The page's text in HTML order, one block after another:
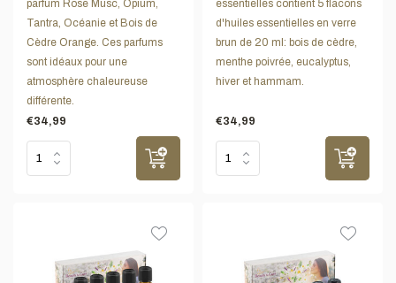
parfum Rose Musc, Opium,
Tantra, Océanie et Bois de
Cèdre Orange. Ces parfums
sont idéaux pour une
atmosphère chaleureuse
différente.
€34,99
essentielles contient 5 flacons
d'huiles essentielles en verre
brun de 20 ml: bois de cèdre,
menthe poivrée, eucalyptus,
hiver et hammam.
€34,99